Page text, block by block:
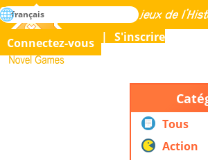
Novel Games
La maîtrise de tous les jeux de l’histoire humaine
rechercher
Connectez-vous S'inscrire
français
Tous
Action